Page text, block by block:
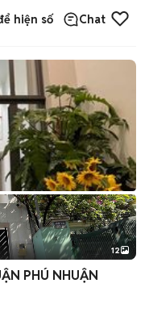
hiện số Chat
+2
12
PHÚ NHUẬN